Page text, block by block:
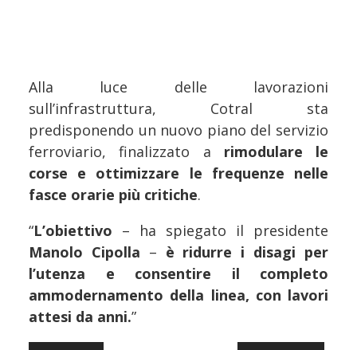
Alla luce delle lavorazioni
sull’infrastruttura, Cotral sta
predisponendo un nuovo piano del servizio
ferroviario, finalizzato a rimodulare le
corse e ottimizzare le frequenze nelle
fasce orarie più critiche.
“L’obiettivo – ha spiegato il presidente
Manolo Cipolla – è ridurre i disagi per
l’utenza e consentire il completo
ammodernamento della linea, con lavori
attesi da anni.”